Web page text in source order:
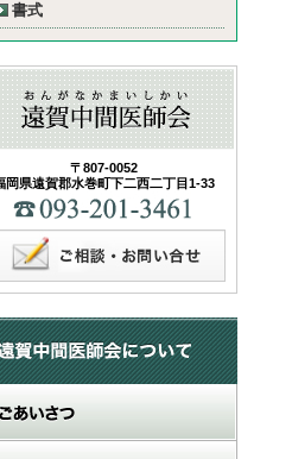
書式
〒807-0052
岡県遠賀郡水巻町下二西二丁目1-33